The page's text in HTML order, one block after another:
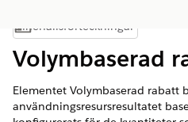
Visa innehållsförteckning
Innehållsförteckningar
Volymbaserad
Elementet Volymbaserad rabatt
användningsresursresultatet